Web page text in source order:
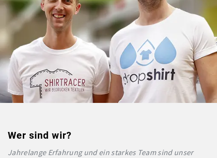
Wer sind wir?
Jahrelange Erfahrung und ein starkes Team sind unser